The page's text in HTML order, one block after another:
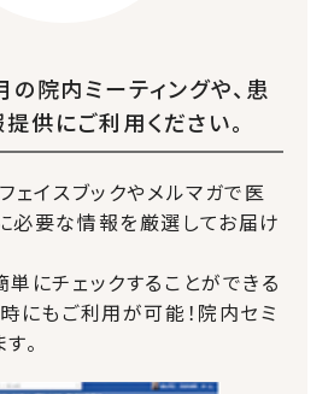
の院内ミーティングや、患
供にご利用ください。
ェイスブックやメルマガで医
必要な情報を厳選してお届け
にチェックすることができる
にもご利用が可能！院内セミ
。